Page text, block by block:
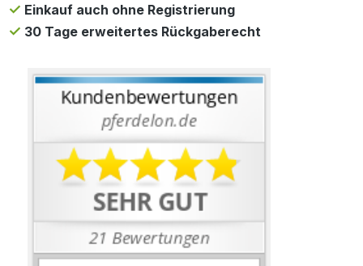
Einkauf auch ohne Registrierung
30 Tage erweitertes Rückgaberecht